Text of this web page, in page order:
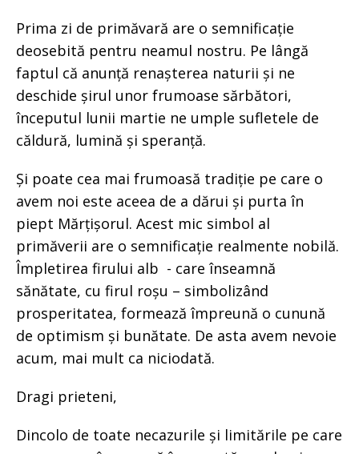
Prima zi de primăvară are o semnificație
deosebită pentru neamul nostru. Pe lângă
faptul că anunță renașterea naturii și ne
deschide șirul unor frumoase sărbători,
începutul lunii martie ne umple sufletele de
căldură, lumină și speranță.
Și poate cea mai frumoasă tradiție pe care o
avem noi este aceea de a dărui și purta în
piept Mărțișorul. Acest mic simbol al
primăverii are o semnificație realmente nobilă.
Împletirea firului alb - care înseamnă
sănătate, cu firul roșu – simbolizând
prosperitatea, formează împreună o cunună
de optimism și bunătate. De asta avem nevoie
acum, mai mult ca niciodată.
Dragi prieteni,
Dincolo de toate necazurile și limitările pe care